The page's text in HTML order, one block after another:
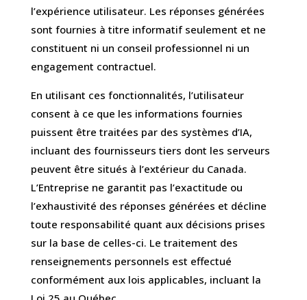
l’expérience utilisateur. Les réponses générées
sont fournies à titre informatif seulement et ne
constituent ni un conseil professionnel ni un
engagement contractuel.
En utilisant ces fonctionnalités, l’utilisateur
consent à ce que les informations fournies
puissent être traitées par des systèmes d’IA,
incluant des fournisseurs tiers dont les serveurs
peuvent être situés à l’extérieur du Canada.
L’Entreprise ne garantit pas l’exactitude ou
l’exhaustivité des réponses générées et décline
toute responsabilité quant aux décisions prises
sur la base de celles-ci. Le traitement des
renseignements personnels est effectué
conformément aux lois applicables, incluant la